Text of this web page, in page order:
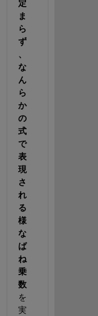
定
ま
ら
ず
、
な
ん
ら
か
の
式
で
表
現
さ
れ
る
様
な
ば
ね
乗
数
を
実